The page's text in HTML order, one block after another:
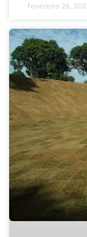
fevereiro 26,